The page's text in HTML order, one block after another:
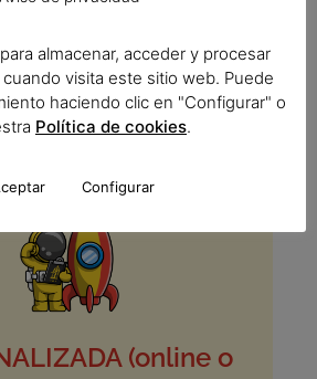
para grupos
preparación DELE
ELE Verano
(online o
almacenar, acceder y procesar
visita este sitio web. Puede
haciendo clic en "Configurar" o
Política de cookies.
Configurar